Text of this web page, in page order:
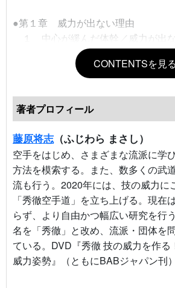
●第１章 威力が出ない理由
１ 中心が緩んだ体幹／威力が出
２ 本当に効く「突き」とは？
３ 前後左右からの力に対する体
５ インナーマッスルの本当の理
６ インナーマッスルはどう鍛えれ
●第２章 伸びて強くなる身体
１ 「仙骨が入る」とは何か？
２ チカラの根源～丹田とは？
３ 体幹部の３つの層
４ 「伸びる」トレーニングのメ
５ 反り腰と骨盤前傾の決定的な
６ 姿勢が力を生む理由（構造的
７ 強さを生み出す背骨の湾曲・骨
CONTENTSを見る
著者プロフィール
藤原将志 （ふじわら まさし）
空手をはじめ、さまざまな流派に学
方法を模索する。また、数多くの武
流も行う。2020年には、技の威力に
「秀徹空手道」を立ち上げる。現在
らず、より自由かつ幅広い研究を行
名を「秀徹」と改め、流派・団体を
ている。DVD『秀徹 技の威力を作
威力姿勢』（ともにBABジャパン刊